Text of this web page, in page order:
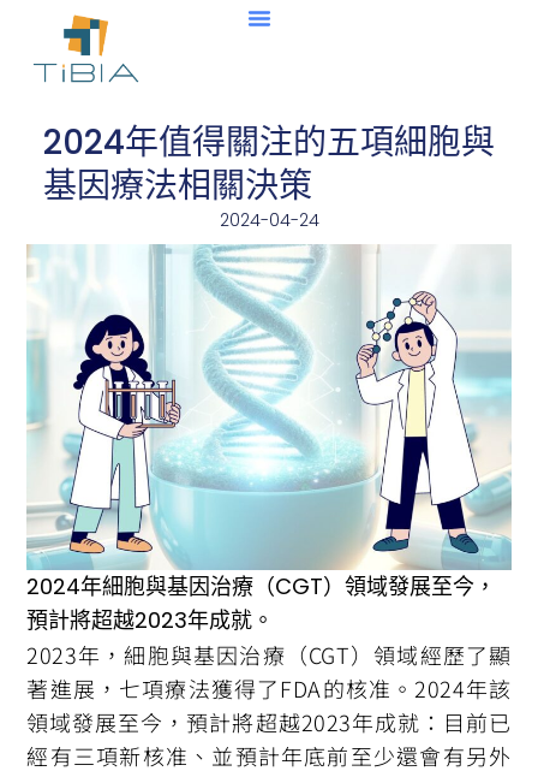
2024年值得關注的五項細胞與
基因療法相關決策
2024-04-24
2024年細胞與基因治療（CGT）領域發展至今，
預計將超越2023年成就。
2023年，細胞與基因治療（CGT）領域經歷了顯
著進展，七項療法獲得了FDA的核准。2024年該
領域發展至今，預計將超越2023年成就：目前已
經有三項新核准、並預計年底前至少還會有另外